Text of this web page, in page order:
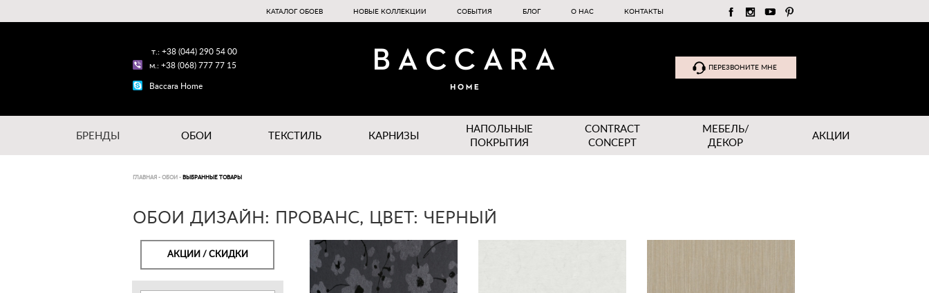
КАТАЛОГ ОБОЕВ НОВЫЕ КОЛЛЕКЦИИ СОБЫТИЯ БЛОГ О НАС КОНТАКТЫ
т.: +38 (044) 290 54 00
м.: +38 (068) 777 77 15
Baccara Home
ПЕРЕЗВОНИТЕ МНЕ
БРЕНДЫ ОБОИ ТЕКСТИЛЬ КАРНИЗЫ
НАПОЛЬНЫЕ
ПОКРЫТИЯ
CONTRACT
CONCEPT
МЕБЕЛЬ/
ДЕКОР
АКЦИИ
ГЛАВНАЯ - ОБОИ - ВЫБРАННЫЕ ТОВАРЫ
ОБОИ ДИЗАЙН: ПРОВАНС, ЦВЕТ: ЧЕРНЫЙ
АКЦИИ / СКИДКИ